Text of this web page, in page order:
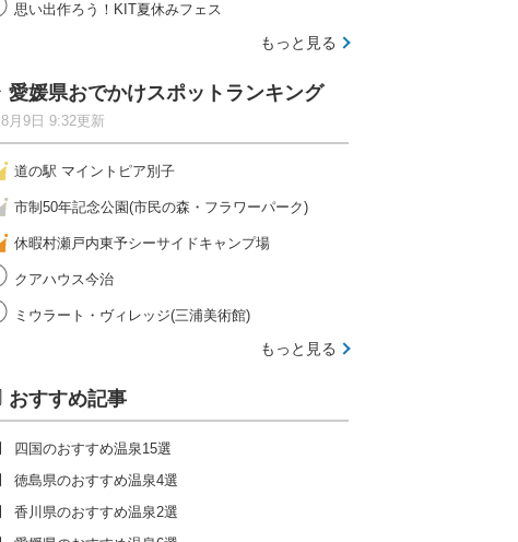
思い出作ろう！KIT夏休みフェス
もっと見る
愛媛県おでかけスポットランキング
8月9日 9:32更新
道の駅 マイントピア別子
市制50年記念公園(市民の森・フラワーパーク)
休暇村瀬戸内東予シーサイドキャンプ場
クアハウス今治
ミウラート・ヴィレッジ(三浦美術館)
もっと見る
おすすめ記事
四国のおすすめ温泉15選
徳島県のおすすめ温泉4選
香川県のおすすめ温泉2選